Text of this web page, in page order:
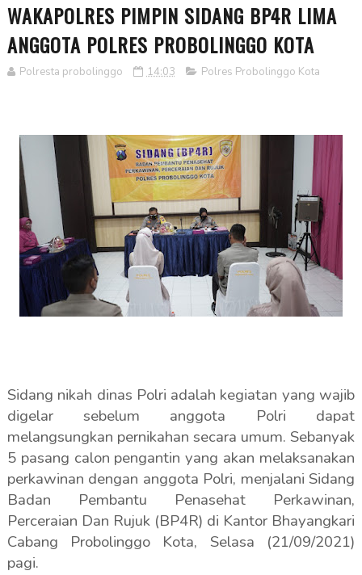
WAKAPOLRES PIMPIN SIDANG BP4R LIMA
ANGGOTA POLRES PROBOLINGGO KOTA
Polresta probolinggo 14:03 Polres Probolinggo Kota
Sidang nikah dinas Polri adalah kegiatan yang wajib
digelar sebelum anggota Polri dapat
melangsungkan pernikahan secara umum. Sebanyak
5 pasang calon pengantin yang akan melaksanakan
perkawinan dengan anggota Polri, menjalani Sidang
Badan Pembantu Penasehat Perkawinan,
Perceraian Dan Rujuk (BP4R) di Kantor Bhayangkari
Cabang Probolinggo Kota, Selasa (21/09/2021)
pagi.